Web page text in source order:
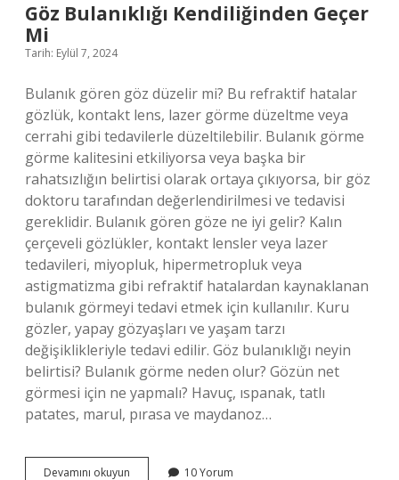
Göz Bulanıklığı Kendiliğinden Geçer
Mi
Tarih: Eylül 7, 2024
Bulanık gören göz düzelir mi? Bu refraktif hatalar
gözlük, kontakt lens, lazer görme düzeltme veya
cerrahi gibi tedavilerle düzeltilebilir. Bulanık görme
görme kalitesini etkiliyorsa veya başka bir
rahatsızlığın belirtisi olarak ortaya çıkıyorsa, bir göz
doktoru tarafından değerlendirilmesi ve tedavisi
gereklidir. Bulanık gören göze ne iyi gelir? Kalın
çerçeveli gözlükler, kontakt lensler veya lazer
tedavileri, miyopluk, hipermetropluk veya
astigmatizma gibi refraktif hatalardan kaynaklanan
bulanık görmeyi tedavi etmek için kullanılır. Kuru
gözler, yapay gözyaşları ve yaşam tarzı
değişiklikleriyle tedavi edilir. Göz bulanıklığı neyin
belirtisi? Bulanık görme neden olur? Gözün net
görmesi için ne yapmalı? Havuç, ıspanak, tatlı
patates, marul, pırasa ve maydanoz…
Devamını okuyun 10 Yorum